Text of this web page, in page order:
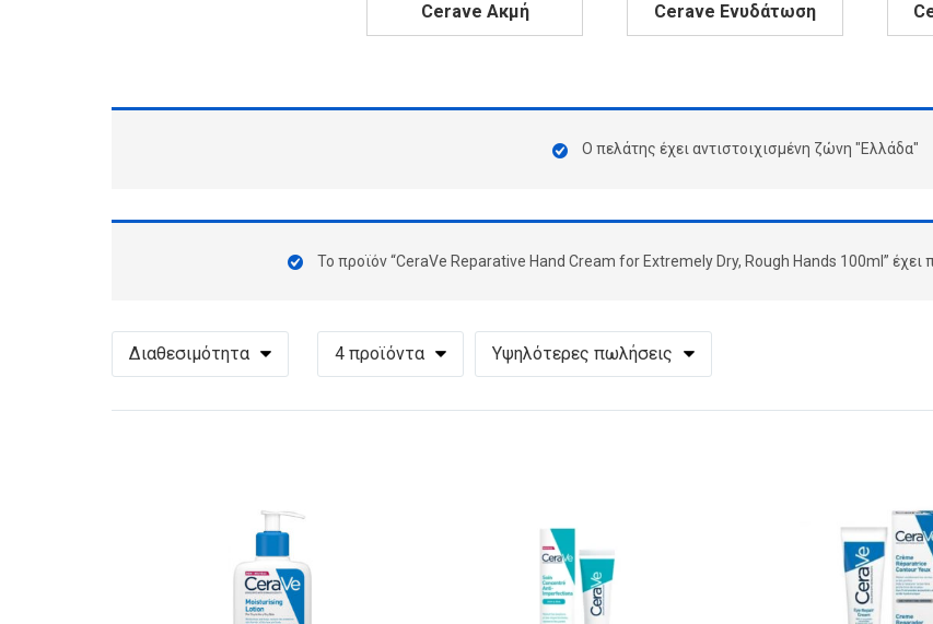
Cerave Ακμή Cerave Ενυδάτωση
Ο πελάτης έχει αντιστοιχισμένη ζώνη "Ελλάδα"
Το προϊόν “CeraVe Reparative Hand Cream for Extremely Dry, Rough Hands 100ml” έχει
Υψηλότερες πωλήσεις
4 προϊόντα
Διαθεσιμότητα